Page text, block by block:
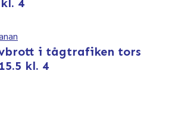
4
i tågtrafiken tors
kl. 4